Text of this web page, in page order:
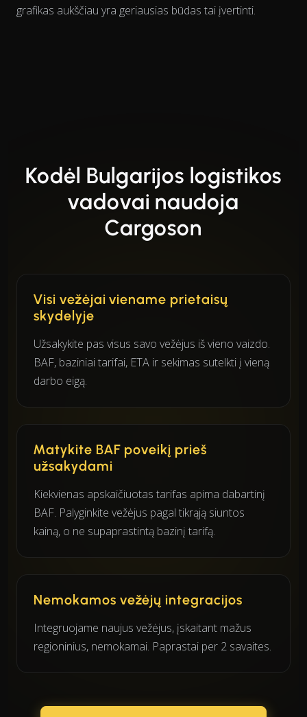
grafikas aukščiau yra geriausias būdas tai įvertinti.
Kodėl Bulgarijos logistikos
vadovai naudoja
Cargoson
Visi vežėjai viename prietaisų
skydelyje
Užsakykite pas visus savo vežėjus iš vieno vaizdo.
BAF, baziniai tarifai, ETA ir sekimas sutelkti į vieną
darbo eigą.
Matykite BAF poveikį prieš
užsakydami
Kiekvienas apskaičiuotas tarifas apima dabartinį
BAF. Palyginkite vežėjus pagal tikrąją siuntos
kainą, o ne supaprastintą bazinį tarifą.
Nemokamos vežėjų integracijos
Integruojame naujus vežėjus, įskaitant mažus
regioninius, nemokamai. Paprastai per 2 savaites.